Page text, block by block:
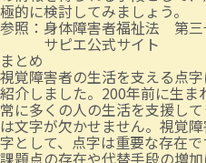
極的に検討してみましょう。
参照： 身体障害者福祉法 第三
サピエ公式サイト
まとめ
視覚障害者の生活を支える点
紹介しました。200年前に生
常に多くの人の生活を支援し
は文字が欠かせません。視覚
字として、点字は重要な存在で
課題点の存在や代替手段の増